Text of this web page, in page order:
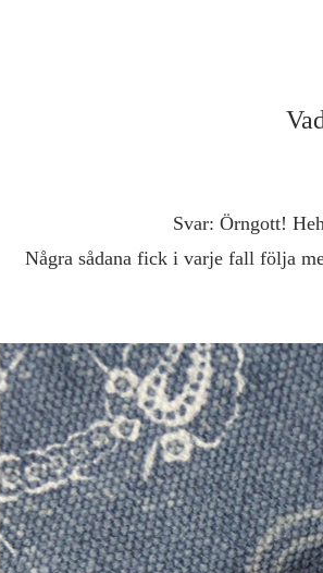
Svar: Örngott!
Några sådana fick i varje fall följa